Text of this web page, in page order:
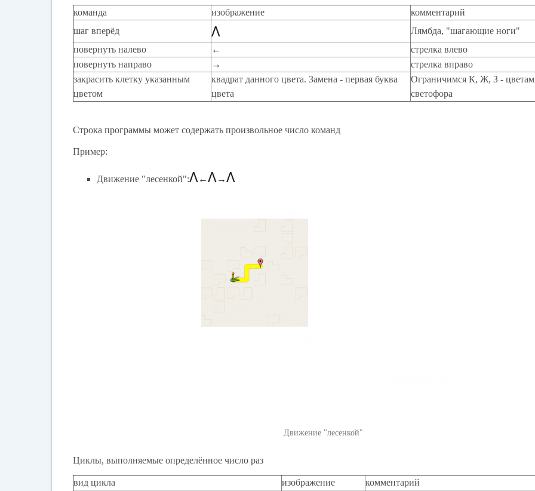
команда изображение
комментарий
шаг вперёд
Λ
Лямбда, "шагающие ноги"
повернуть налево
←
стрелка влево
повернуть направо
→
стрелка вправо
закрасить клетку указанным
цветом
квадрат данного цвета. Замена - первая буква
цвета
Ограничимся К, Ж, З -
светофора
Строка программы может содержать произвольное число команд
Пример:
Движение "лесенкой":Λ←Λ→Λ
Движение "лесенкой"
Циклы, выполняемые определённое число раз
вид цикла изображение
комментарий